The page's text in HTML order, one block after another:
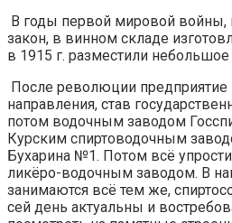
В годы первой мировой войны,
закон, в винном складе
в 1915 г. разместили
После революции предприятие
направления, став
потом водочным заводом
Курским спиртоводочным
Бухарина №1. Потом всё
ликёро-водочным заводом. В
занимаются всё тем же,
сей день актуальны и